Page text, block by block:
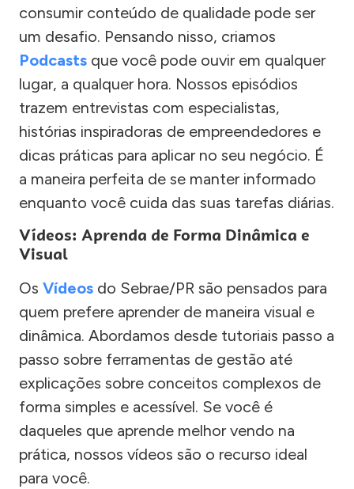
consumir conteúdo de qualidade pode ser
um desafio. Pensando nisso, criamos
Podcasts que você pode ouvir em qualquer
lugar, a qualquer hora. Nossos episódios
trazem entrevistas com especialistas,
histórias inspiradoras de empreendedores e
dicas práticas para aplicar no seu negócio. É
a maneira perfeita de se manter informado
enquanto você cuida das suas tarefas diárias.
Vídeos: Aprenda de Forma Dinâmica e
Visual
Os Vídeos do Sebrae/PR são pensados para
quem prefere aprender de maneira visual e
dinâmica. Abordamos desde tutoriais passo a
passo sobre ferramentas de gestão até
explicações sobre conceitos complexos de
forma simples e acessível. Se você é
daqueles que aprende melhor vendo na
prática, nossos vídeos são o recurso ideal
para você.